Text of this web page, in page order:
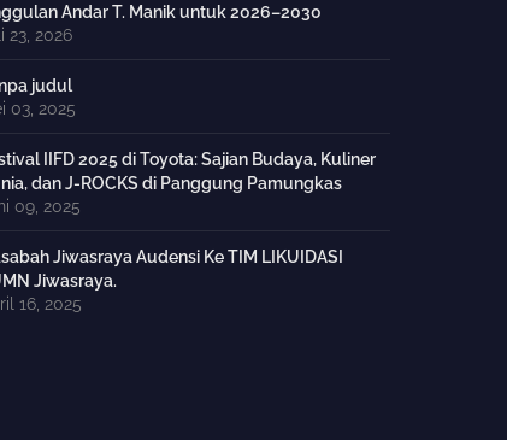
Andar T. Manik untuk 2026–2030
23, 2026
judul
03, 2025
IIFD 2025 di Toyota: Sajian Budaya, Kuliner
dan J-ROCKS di Panggung Pamungkas
09, 2025
Jiwasraya Audensi Ke TIM LIKUIDASI
Jiwasraya.
16, 2025